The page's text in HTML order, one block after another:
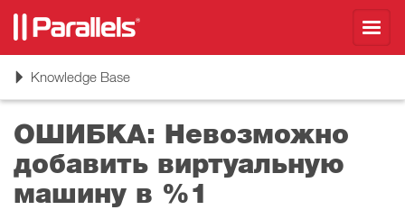
ToggleKnowledge Base
ОШИБКА: Невозможно
добавить виртуальную
машину в %1